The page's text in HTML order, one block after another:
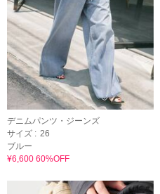
デニムパンツ・ジーンズ
サイズ : 26
ブルー
¥6,600 60%OFF